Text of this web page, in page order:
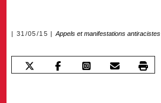
31/05/15 Appels et manifestations antiracistes